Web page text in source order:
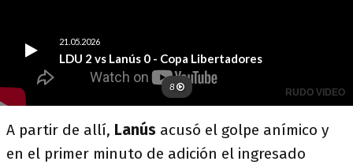
A partir de allí, Lanús acusó el golpe anímico y
en el primer minuto de adición el ingresado